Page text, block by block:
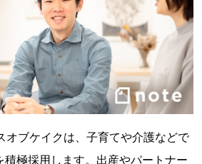
オブケイクは、子育てや介護などで
積極採用します。出産やパートナー